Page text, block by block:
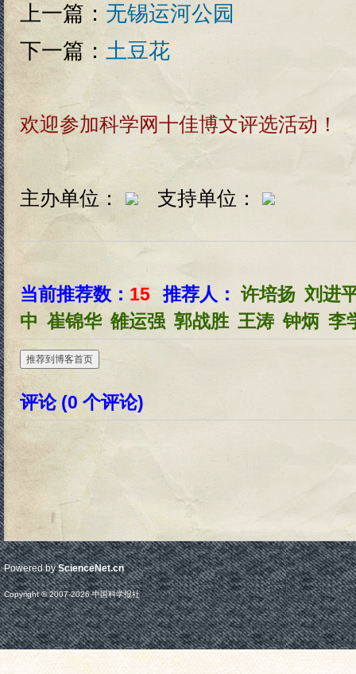
上一篇： 无锡运河公园
下一篇：土豆花
欢迎参加科学网十佳博文评选活动！
主办单位： 支持单位：
当前推荐数： 15 推荐人： 许培扬 刘进
中 崔锦华 雒运强 郭战胜 王涛 钟炳 李
推荐到博客首页
评论 (0 个评论)
Powered byScienceNet.cn
Copyright © 2007-2026中国科学报社